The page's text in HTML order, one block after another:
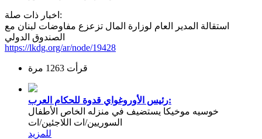
اخبار ذات صلة:
استقالة المدير العام لوزارة المال تزعزع مفاوضات لبنان مع
الصندوق الدولي
https://lkdg.org/ar/node/19428
قرأت 1263 مرة
رئيس الأوروغواي قدوة للحكام العرب:
خوسيه موخيكا يستضيف في منزله الخاص الأطفال
السوريين/ات اللاجئين/ات
للمزيد